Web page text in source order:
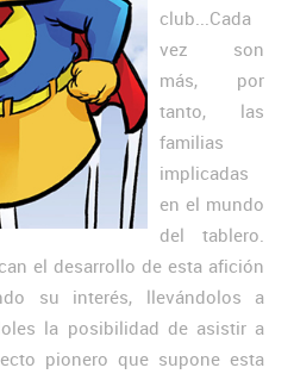
club...Cada
vez son
más, por
tanto, las
familias
implicadas
en el mundo
del tablero.
el desarrollo de esta afición
su interés, llevándolos a
la posibilidad de asistir a
pionero que supone esta